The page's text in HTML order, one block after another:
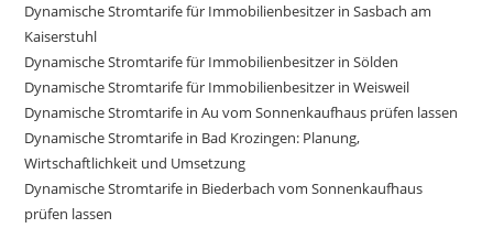
Dynamische Stromtarife für Immobilienbesitzer in Sasbach am
Kaiserstuhl
Dynamische Stromtarife für Immobilienbesitzer in Sölden
Dynamische Stromtarife für Immobilienbesitzer in Weisweil
Dynamische Stromtarife in Au vom Sonnenkaufhaus prüfen lassen
Dynamische Stromtarife in Bad Krozingen: Planung,
Wirtschaftlichkeit und Umsetzung
Dynamische Stromtarife in Biederbach vom Sonnenkaufhaus
prüfen lassen